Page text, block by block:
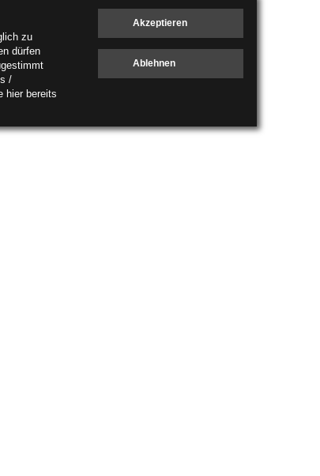
zu
dürfen
/
hier bereits